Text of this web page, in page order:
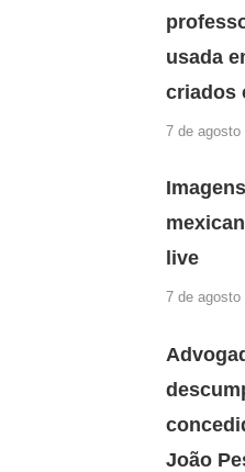
usada
criados
7 de agosto
live
7 de agosto
João